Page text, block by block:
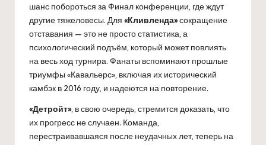
шанс побороться за Финал конференции, где ждут
другие тяжеловесы. Для «Кливленда»сокращение
отставания — это не просто статистика, а
психологический подъём, который может повлиять
на весь ход турнира. Фанаты вспоминают прошлые
триумфы «Кавальерс», включая их исторический
камбэк в 2016 году, и надеются на повторение.
«Детройт», в свою очередь, стремится доказать, что
их прогресс не случаен. Команда,
перестраивавшаяся после неудачных лет, теперь на